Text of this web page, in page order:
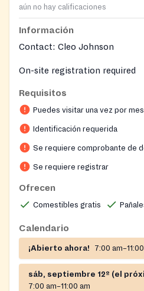
aún no hay calificaciones
Información
Contact: Cleo Johnson
On-site registration required
Requisitos
Puedes visitar una vez por mes
Identificación requerida
Se requiere comprobante de
Se requiere registrar
Ofrecen
Comestibles gratis
Calendario
¡Abierto ahora! 7:00
sáb, septiembre 12º (el
7:00 am–11:00 am